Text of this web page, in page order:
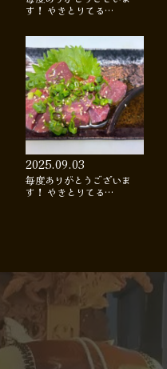
す！ やきとりてる…
2025.09.03
毎度ありがとうございま
す！ やきとりてる…